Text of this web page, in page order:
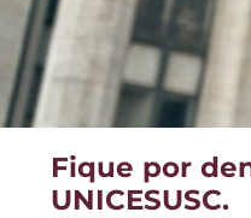
Fique por
UNICESUSC.